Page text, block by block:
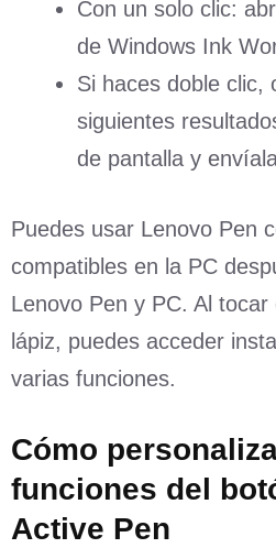
Con un solo clic:
de Windows Ink
Si haces doble clic,
siguientes
de pantalla y
Puedes usar Lenovo Pen
compatibles en la PC
Lenovo Pen y PC. Al tocar
lápiz, puedes acceder
varias funciones.
Cómo
funciones del
Active Pen